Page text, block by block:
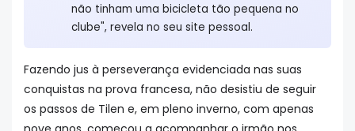
não tinham uma bicicleta tão pequena no
clube", revela no seu site pessoal.
Fazendo jus à perseverança evidenciada nas suas
conquistas na prova francesa, não desistiu de seguir
os passos de Tilen e, em pleno inverno, com apenas